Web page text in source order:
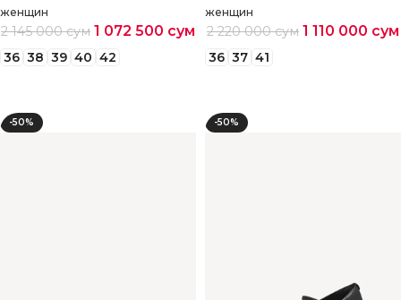
женщин
2 145 000сум 1 072 500 сум
36 38 39 40 42
женщин
2 220 000сум 1 110 000 сум
36 37 41
-50% -50%